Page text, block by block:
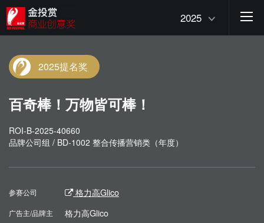
2025
2025提名奖
百奇棒！万物皆可棒！
ROI-B-2025-40660
品牌公司组 / BD-1002 整合传播营销类（年度）
参赛公司 格力高Glico
广告主/品牌主 格力高Glico